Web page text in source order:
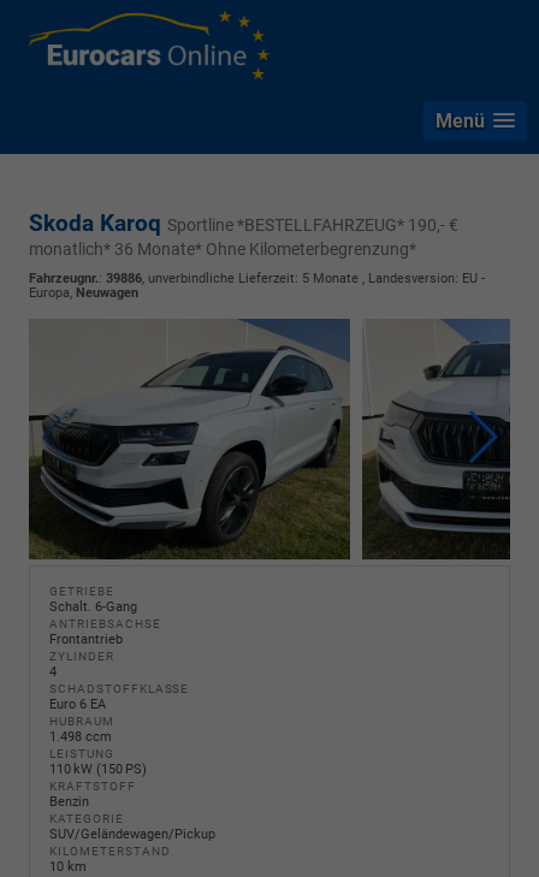
Menü
Skoda Karoq Sportline *BESTELLFAHRZEUG* 190,- €
monatlich* 36 Monate* Ohne Kilometerbegrenzung*
Fahrzeugnr.: 39886, unverbindliche Lieferzeit: 5 Monate , Landesversion: EU -
Europa, Neuwagen
GETRIEBE
Schalt. 6-Gang
ANTRIEBSACHSE
Frontantrieb
ZYLINDER
4
SCHADSTOFFKLASSE
Euro 6 EA
HUBRAUM
1.498 ccm
LEISTUNG
110 kW (150 PS)
KRAFTSTOFF
Benzin
KATEGORIE
SUV/Geländewagen/Pickup
KILOMETERSTAND
10 km